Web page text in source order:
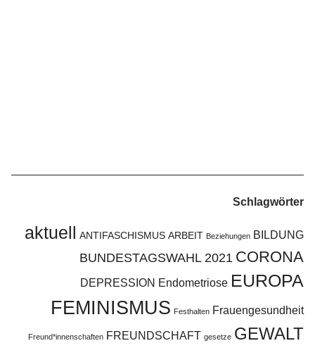
Schlagwörter
aktuell ANTIFASCHISMUS ARBEIT Beziehungen BILDUNG
BUNDESTAGSWAHL 2021 CORONA
DEPRESSION Endometriose EUROPA
FEMINISMUS Festhalten Frauengesundheit
Freund*innenschaften FREUNDSCHAFT gesetze GEWALT